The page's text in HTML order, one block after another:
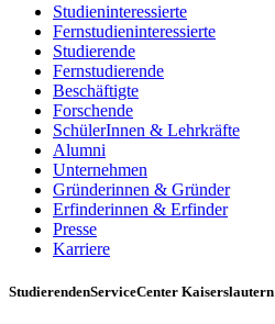
Studieninteressierte
Fernstudieninteressierte
Studierende
Fernstudierende
Beschäftigte
Forschende
SchülerInnen & Lehrkräfte
Alumni
Unternehmen
Gründerinnen & Gründer
Erfinderinnen & Erfinder
Presse
Karriere
StudierendenServiceCenter Kaiserslautern